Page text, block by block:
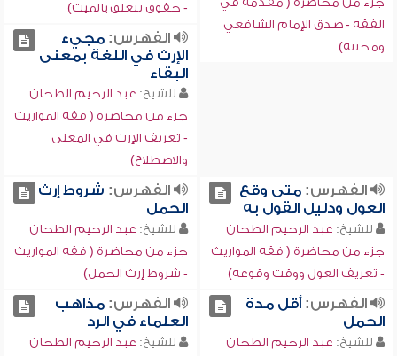
الفقه - صدق الإمام الشافعي
ومحنته)
- حقوق تتعلق بالميت)
الفهرس:مجيء
الإرث في اللغة بمعنى
البقاء
للشيخ: عبد الرحيم الطحان
جزء من محاضرة ( فقه المواريث
- تعريف الإرث في المعنى
والاصطلاح)
الفهرس:متى وقع
العول ودليل القول به
للشيخ: عبد الرحيم الطحان
جزء من محاضرة ( فقه المواريث
- تعريف العول ووقت وقوعه)
الفهرس: شروط إرث
الحمل
للشيخ: عبد الرحيم الطحان
جزء من محاضرة ( فقه المواريث
- شروط إرث الحمل)
الفهرس:أقل مدة
الحمل
للشيخ: عبد الرحيم الطحان
الفهرس:مذاهب
العلماء في الرد
للشيخ: عبد الرحيم الطحان